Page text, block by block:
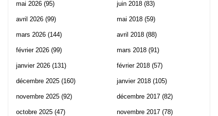
mai 2026 (95)
avril 2026 (99)
mars 2026 (144)
février 2026 (99)
janvier 2026 (131)
décembre 2025 (160)
novembre 2025 (92)
octobre 2025 (47)
juin 2018 (83)
mai 2018 (59)
avril 2018 (88)
mars 2018 (91)
février 2018 (57)
janvier 2018 (105)
décembre 2017 (82)
novembre 2017 (78)